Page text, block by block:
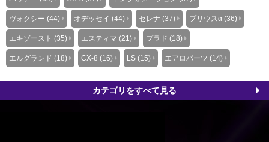
ヴォクシー (44) オデッセイ (44) セレナ (37) プリウスα (36)
エキゾースト (35) エスティマ (21) プラド (18)
エルグランド (18) CX-8 (16) LS (15) エアロパーツ (14)
カテゴリをすべて見る